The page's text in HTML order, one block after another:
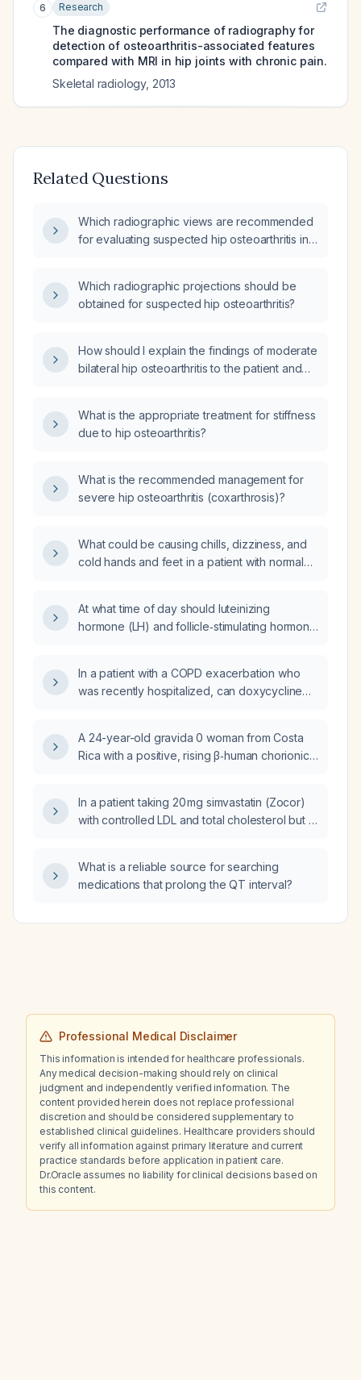
6 Research
The diagnostic performance of radiography for
detection of osteoarthritis-associated features
compared with MRI in hip joints with chronic pain.
Skeletal radiology, 2013
Related Questions
Which radiographic views are recommended
for evaluating suspected hip osteoarthritis in
Which radiographic projections should be
obtained for suspected hip osteoarthritis?
How should I explain the findings of moderate
bilateral hip osteoarthritis to the patient and
What is the appropriate treatment for stiffness
due to hip osteoarthritis?
What is the recommended management for
severe hip osteoarthritis (coxarthrosis)?
What could be causing chills, dizziness, and
cold hands and feet in a patient with normal
At what time of day should luteinizing
hormone (LH) and follicle‑stimulating hormone
In a patient with a COPD exacerbation who
was recently hospitalized, can doxycycline
A 24-year-old gravida 0 woman from Costa
Rica with a positive, rising β‑human chorionic
pregnant is she, what is her estimated date of
confinement, what counseling should be
infection be managed?
In a patient taking 20 mg simvastatin (Zocor)
with controlled LDL and total cholesterol but a
What is a reliable source for searching
medications that prolong the QT interval?
Professional Medical Disclaimer
This information is intended for healthcare professionals.
Any medical decision-making should rely on clinical
judgment and independently verified information. The
content provided herein does not replace professional
discretion and should be considered supplementary to
established clinical guidelines. Healthcare providers should
verify all information against primary literature and current
practice standards before application in patient care.
Dr.Oracle assumes no liability for clinical decisions based on
this content.